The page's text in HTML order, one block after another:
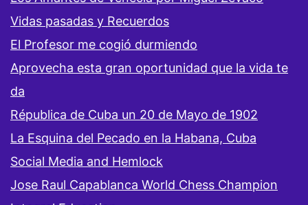
Vidas pasadas y Recuerdos
El Profesor me cogió durmiendo
Aprovecha esta gran oportunidad que la vida te
da
Républica de Cuba un 20 de Mayo de 1902
La Esquina del Pecado en la Habana, Cuba
Social Media and Hemlock
Jose Raul Capablanca World Chess Champion